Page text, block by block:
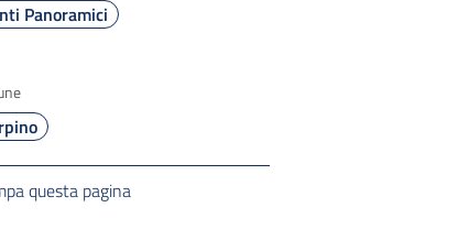
Panoramici
questa pagina